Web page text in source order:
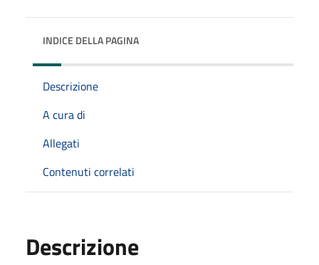
INDICE DELLA PAGINA
Descrizione
A cura di
Allegati
Contenuti correlati
Descrizione